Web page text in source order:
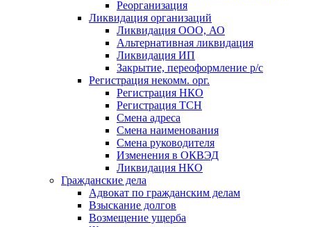
Реорганизация
Ликвидация организаций
Ликвидация ООО, АО
Альтернативная ликвидация
Ликвидация ИП
Закрытие, переоформление р/с
Регистрация некомм. орг.
Регистрация НКО
Регистрация ТСН
Смена адреса
Смена наименования
Смена руководителя
Изменения в ОКВЭД
Ликвидация НКО
Гражданские дела
Адвокат по гражданским делам
Взыскание долгов
Возмещение ущерба